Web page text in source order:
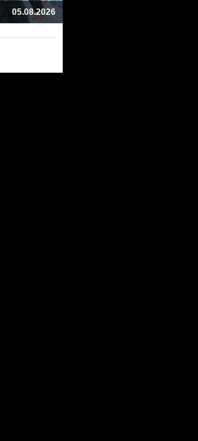
05.08.2026